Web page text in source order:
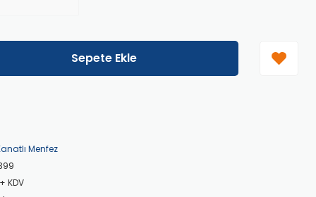
Sepete Ekle
Menfez
KDV